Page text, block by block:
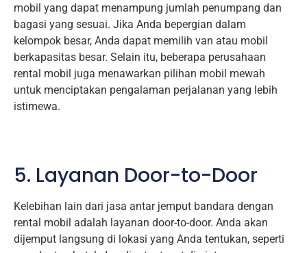
mobil yang dapat menampung jumlah penumpang dan
bagasi yang sesuai. Jika Anda bepergian dalam
kelompok besar, Anda dapat memilih van atau mobil
berkapasitas besar. Selain itu, beberapa perusahaan
rental mobil juga menawarkan pilihan mobil mewah
untuk menciptakan pengalaman perjalanan yang lebih
istimewa.
5. Layanan Door-to-Door
Kelebihan lain dari jasa antar jemput bandara dengan
rental mobil adalah layanan door-to-door. Anda akan
dijemput langsung di lokasi yang Anda tentukan, seperti